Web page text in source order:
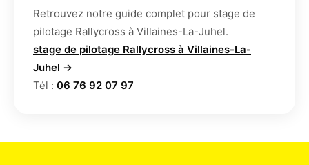
Retrouvez notre guide complet pour stage de
pilotage Rallycross à Villaines-La-Juhel.
stage de pilotage Rallycross à Villaines-La-
Juhel →
Tél : 06 76 92 07 97